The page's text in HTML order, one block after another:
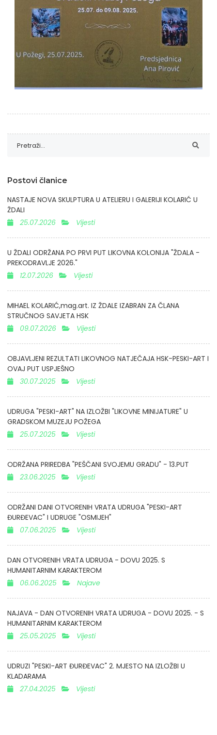
Postovi članice
NASTAJE NOVA SKULPTURA U ATELIERU I GALERIJI KOLARIĆ U
ŽDALI
25.07.2026
Vijesti
U ŽDALI ODRŽANA PO PRVI PUT LIKOVNA KOLONIJA "ŽDALA -
PREKODRAVLJE 2026."
12.07.2026
Vijesti
MIHAEL KOLARIĆ,mag.art. IZ ŽDALE IZABRAN ZA ČLANA
STRUČNOG SAVJETA HSK
09.07.2026
Vijesti
OBJAVLJENI REZULTATI LIKOVNOG NATJEČAJA HSK-PESKI-ART I
OVAJ PUT USPJEŠNO
30.07.2025
Vijesti
UDRUGA "PESKI-ART" NA IZLOŽBI "LIKOVNE MINIJATURE" U
GRADSKOM MUZEJU POŽEGA
25.07.2025
Vijesti
ODRŽANA PRIREDBA "PEŠČANI SVOJEMU GRADU" - 13.PUT
23.06.2025
Vijesti
ODRŽANI DANI OTVORENIH VRATA UDRUGA "PESKI-ART
ĐURĐEVAC" I UDRUGE "OSMIJEH"
07.06.2025
Vijesti
DAN OTVORENIH VRATA UDRUGA - DOVU 2025. S
HUMANITARNIM KARAKTEROM
06.06.2025
Najave
NAJAVA - DAN OTVORENIH VRATA UDRUGA - DOVU 2025. - S
HUMANITARNIM KARAKTEROM
25.05.2025
Vijesti
UDRUZI "PESKI-ART ĐURĐEVAC" 2. MJESTO NA IZLOŽBI U
KLADARAMA
27.04.2025
Vijesti